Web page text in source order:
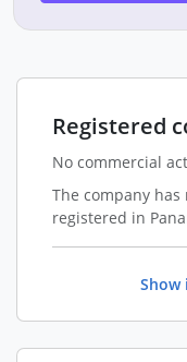
Registered
No commercial
The company
registered in
Show